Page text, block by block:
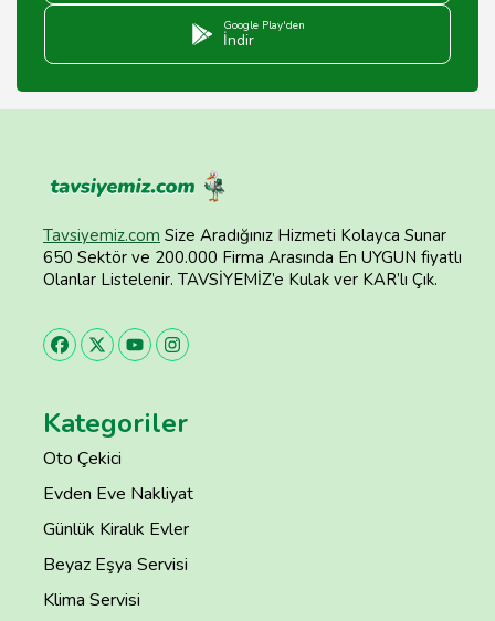
Google Play'den
İndir
Tavsiyemiz.com Size Aradığınız Hizmeti Kolayca Sunar
650 Sektör ve 200.000 Firma Arasında En UYGUN fiyatlı
Olanlar Listelenir. TAVSİYEMİZ’e Kulak ver KAR’lı Çık.
Kategoriler
Oto Çekici
Evden Eve Nakliyat
Günlük Kiralık Evler
Beyaz Eşya Servisi
Klima Servisi